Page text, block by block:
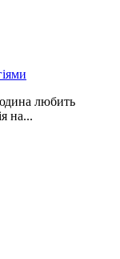
любить
на...